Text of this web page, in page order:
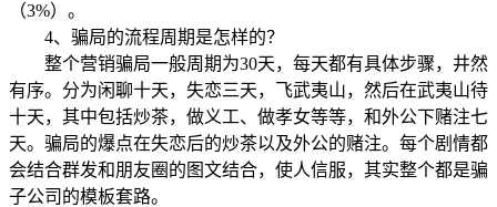
（3%）。
4、骗局的流程周期是怎样的？
整个营销骗局一般周期为30天，每天都有具体步骤，井然
有序。分为闲聊十天，失恋三天，飞武夷山，然后在武夷山待
十天，其中包括炒茶，做义工、做孝女等等，和外公下赌注七
天。骗局的爆点在失恋后的炒茶以及外公的赌注。每个剧情都
会结合群发和朋友圈的图文结合，使人信服，其实整个都是骗
子公司的模板套路。